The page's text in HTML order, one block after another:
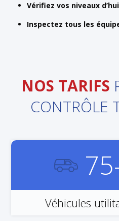
Vérifiez vos niveaux
Inspectez tous les
NOS TARIFS
CONTRÔLE
Véhicules